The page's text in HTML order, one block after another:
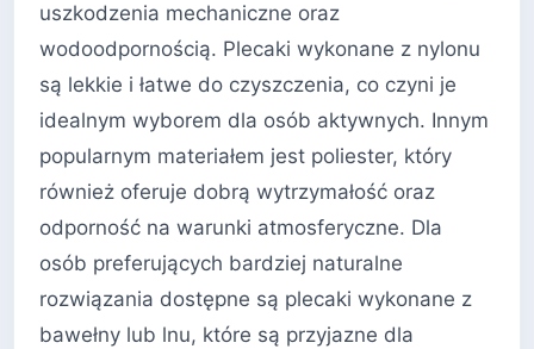
uszkodzenia mechaniczne oraz
wodoodpornością. Plecaki wykonane z nylonu
są lekkie i łatwe do czyszczenia, co czyni je
idealnym wyborem dla osób aktywnych. Innym
popularnym materiałem jest poliester, który
również oferuje dobrą wytrzymałość oraz
odporność na warunki atmosferyczne. Dla
osób preferujących bardziej naturalne
rozwiązania dostępne są plecaki wykonane z
bawełny lub lnu, które są przyjazne dla